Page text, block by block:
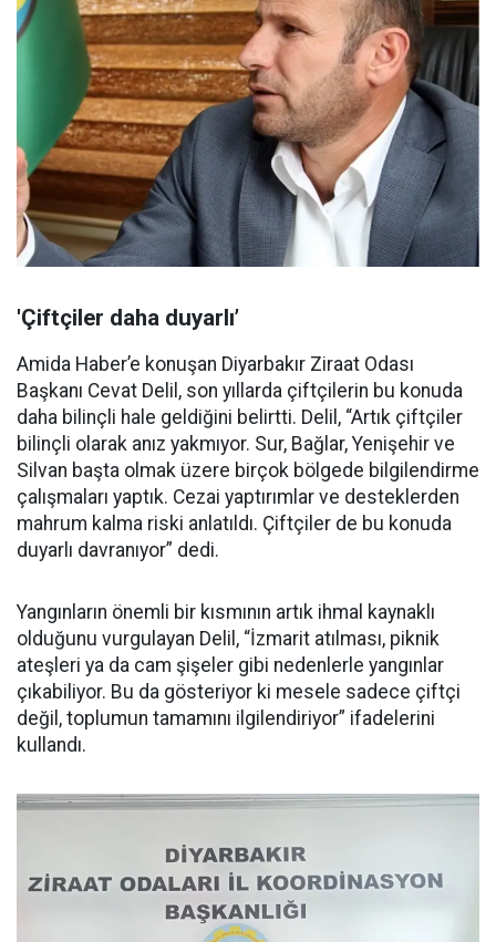
'Çiftçiler daha duyarlı’
Amida Haber’e konuşan Diyarbakır Ziraat Odası
Başkanı Cevat Delil, son yıllarda çiftçilerin bu konuda
daha bilinçli hale geldiğini belirtti. Delil, “Artık çiftçiler
bilinçli olarak anız yakmıyor. Sur, Bağlar, Yenişehir ve
Silvan başta olmak üzere birçok bölgede bilgilendirme
çalışmaları yaptık. Cezai yaptırımlar ve desteklerden
mahrum kalma riski anlatıldı. Çiftçiler de bu konuda
duyarlı davranıyor” dedi.
Yangınların önemli bir kısmının artık ihmal kaynaklı
olduğunu vurgulayan Delil, “İzmarit atılması, piknik
ateşleri ya da cam şişeler gibi nedenlerle yangınlar
çıkabiliyor. Bu da gösteriyor ki mesele sadece çiftçi
değil, toplumun tamamını ilgilendiriyor” ifadelerini
kullandı.